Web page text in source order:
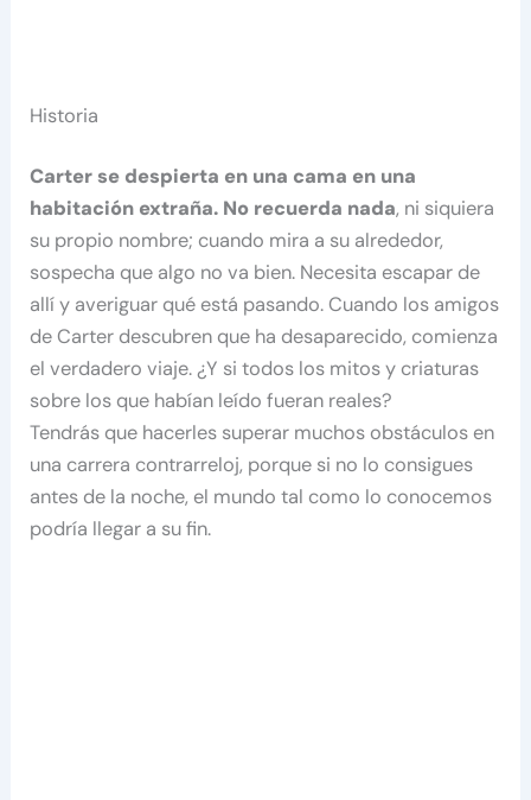
Historia
Carter se despierta en una cama en una
habitación extraña. No recuerda nada, ni siquiera
su propio nombre; cuando mira a su alrededor,
sospecha que algo no va bien. Necesita escapar de
allí y averiguar qué está pasando. Cuando los amigos
de Carter descubren que ha desaparecido, comienza
el verdadero viaje. ¿Y si todos los mitos y criaturas
sobre los que habían leído fueran reales?
Tendrás que hacerles superar muchos obstáculos en
una carrera contrarreloj, porque si no lo consigues
antes de la noche, el mundo tal como lo conocemos
podría llegar a su fin.